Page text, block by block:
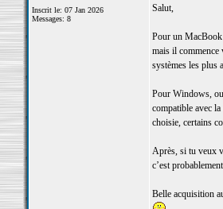
Inscrit le: 07 Jan 2026
Messages: 8
Salut,
Pour un
mais il commence
systèmes les plus
Pour Windows,
compatible avec
choisie, certains
Après, si tu veux
c’est
Belle acquisition